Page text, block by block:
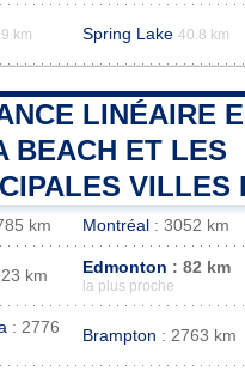
km Spring Lake 40.8 km
LINÉAIRE
BEACH ET LES
VILLES
km Montréal : 3052 km
km Edmonton : 82 km
la plus proche
: 2776
Brampton : 2763 km